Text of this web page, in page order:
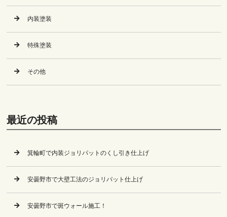
内装塗装
特殊塗装
その他
最近の投稿
箕輪町で内装ジョリパットのくし引き仕上げ
安曇野市で大壁工法のジョリパット仕上げ
安曇野市で斑ウォール施工！